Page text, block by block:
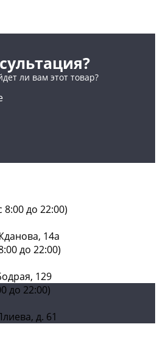
ли вам этот товар?
до 22:00)
14а
до 22:00)
129
до 22:00)
д. 61